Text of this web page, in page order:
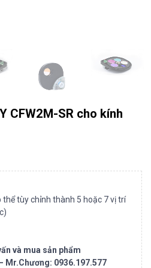
CFW2M-SR cho kính
thể tùy chỉnh thành 5 hoặc 7 vị trí
và mua sản phẩm
Mr.Chương: 0936.197.577